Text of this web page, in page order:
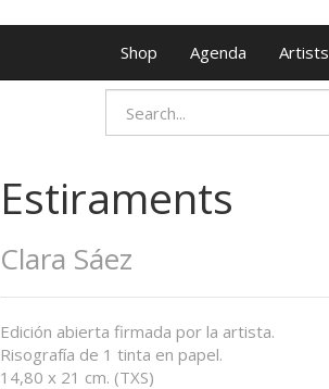
Shop Agenda Artists
Estiraments
Clara Sáez
Edición abierta firmada por la artista.
Risografía de 1 tinta en papel.
14,80 x 21 cm. (TXS)